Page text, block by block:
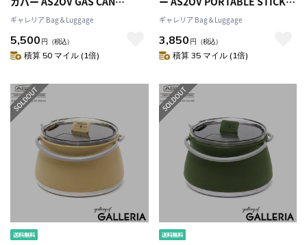
COVER for 250g PLATE OD缶
カバー 250用 OD缶 カバー スチ
ール 鉄 プレート ロゴ 燕三条 燕
市 日本製 アウトドア キャンプ
ギャレリア Bag＆Luggage
5,500 円 （税込）
積算 50 マイル (1倍)
BURNER ポータブルスティッ
クバーナー 携帯用 高火力 ライ
ター 調理 料理 火器 ロック機能
付き 軽量 スリム キャンプ BBQ
ギャレリア Bag＆Luggage
3,850 円 （税込）
積算 35 マイル (1倍)